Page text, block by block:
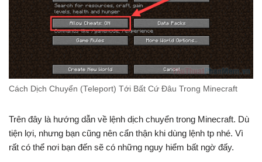
Cách Dịch Chuyển (Teleport) Tới Bất Cứ Đâu Trong Minecraft
Trên đây là hướng dẫn về lệnh dịch chuyển trong Minecraft. Dù
tiện lợi, nhưng bạn cũng nên cẩn thận khi dùng lệnh tp nhé. Vì
rất có thể nơi bạn đến sẽ có những nguy hiểm bất ngờ đấy.